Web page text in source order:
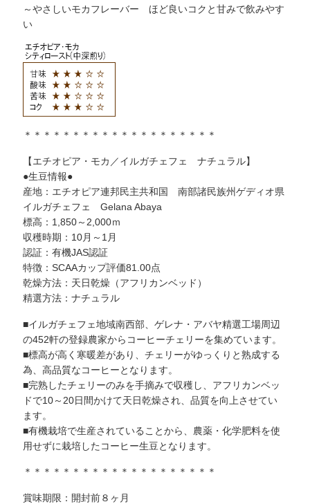
～やさしいモカフレーバー ほど良いコクと甘みで飲みやす
い
＊＊＊＊＊＊＊＊＊＊＊＊＊＊＊＊＊＊＊＊
【エチオピア・モカ／イルガチェフェ ナチュラル】
●生豆情報●
産地：エチオピア連邦民主共和国 南部諸民族州ゲディオ県
イルガチェフェ Gelana Abaya
標高：1,850～2,000ｍ
収穫時期：10月～1月
認証：有機JAS認証
特徴：SCAAカップ評価81.00点
乾燥方法：天日乾燥（アフリカンベッド）
精選方法：ナチュラル
■イルガチェフェ地域南西部、ゲレナ・アバヤ精選工場周辺
の452軒の登録農家からコーヒーチェリーを集めています。
■標高が高く寒暖差があり、チェリーがゆっくりと熟成する
為、高品質なコーヒーとなります。
■完熟したチェリーのみを手摘みで収穫し、アフリカンベッ
ドで10～20日間かけて天日乾燥され、品質を向上させてい
ます。
■有機栽培で生産されていることから、農薬・化学肥料を使
用せずに栽培したコーヒー生豆となります。
＊＊＊＊＊＊＊＊＊＊＊＊＊＊＊＊＊＊＊＊
賞味期限：開封前８ヶ月